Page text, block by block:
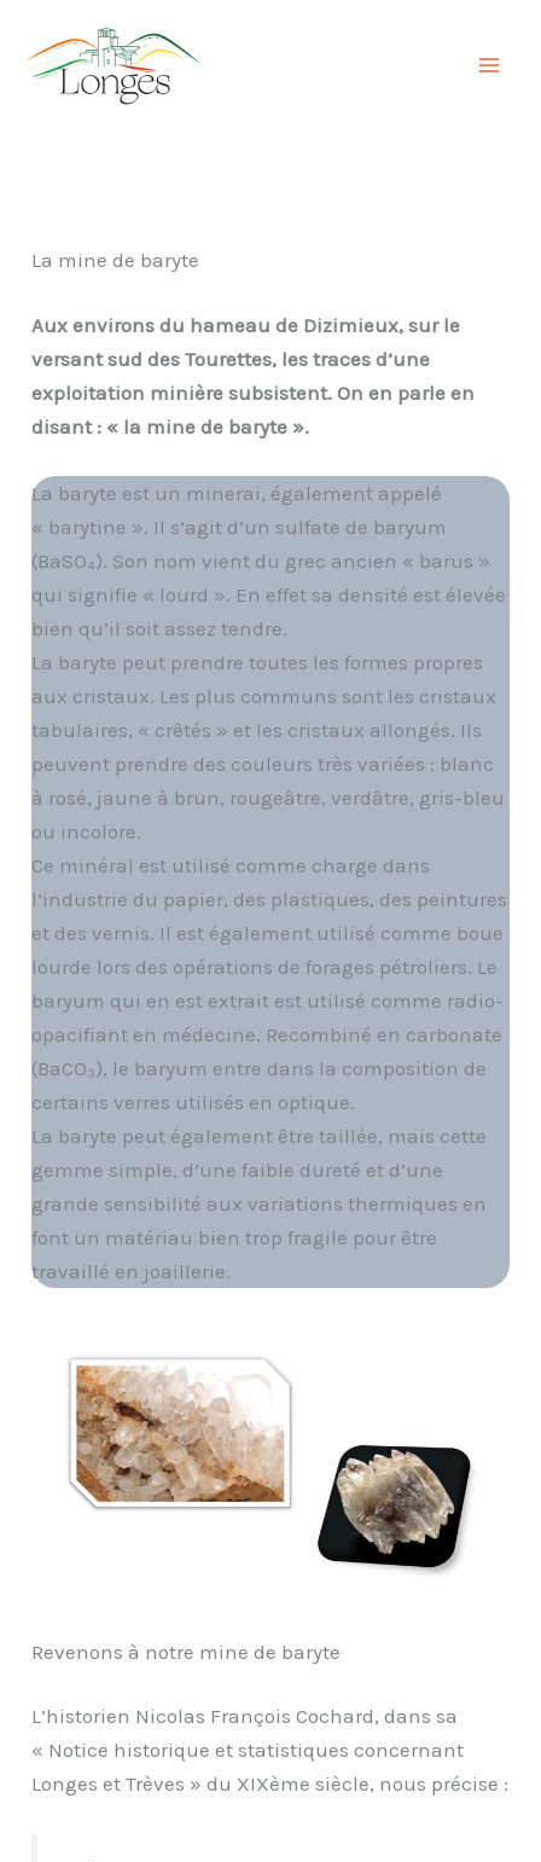
contenu
La mine de baryte
Aux environs du hameau de Dizimieux, sur le
versant sud des Tourettes, les traces d’une
exploitation minière subsistent. On en parle en
disant : « la mine de baryte ».
La baryte est un minerai, également appelé
« barytine ». Il s’agit d’un sulfate de baryum
(BaSO₄). Son nom vient du grec ancien « barus »
qui signifie « lourd ». En effet sa densité est élevée
bien qu’il soit assez tendre.
La baryte peut prendre toutes les formes propres
aux cristaux. Les plus communs sont les cristaux
tabulaires, « crêtés » et les cristaux allongés. Ils
peuvent prendre des couleurs très variées : blanc
à rosé, jaune à brun, rougeâtre, verdâtre, gris-bleu
ou incolore.
Ce minéral est utilisé comme charge dans
l’industrie du papier, des plastiques, des peintures
et des vernis. Il est également utilisé comme boue
lourde lors des opérations de forages pétroliers. Le
baryum qui en est extrait est utilisé comme radio-
opacifiant en médecine. Recombiné en carbonate
(BaCO₃), le baryum entre dans la composition de
certains verres utilisés en optique.
La baryte peut également être taillée, mais cette
gemme simple, d’une faible dureté et d’une
grande sensibilité aux variations thermiques en
font un matériau bien trop fragile pour être
travaillé en joaillerie.
Revenons à notre mine de baryte
L’historien Nicolas François Cochard, dans sa
« Notice historique et statistiques concernant
Longes et Trèves » du XIXème siècle, nous précise :